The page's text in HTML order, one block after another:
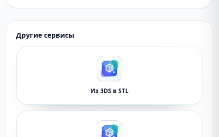
Другие сервисы
Из 3DS в STL